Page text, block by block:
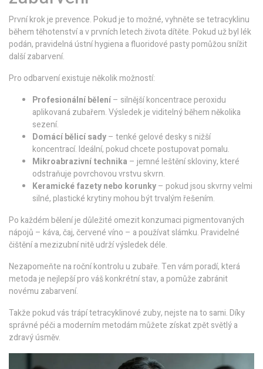
První krok je prevence. Pokud je to možné, vyhněte se tetracyklinu
během těhotenství a v prvních letech života dítěte. Pokud už byl lék
podán, pravidelná ústní hygiena a fluoridové pasty pomůžou snížit
další zabarvení.
Pro odbarvení existuje několik možností:
Profesionální bělení– silnější koncentrace peroxidu
aplikovaná zubařem. Výsledek je viditelný během několika
sezení.
Domácí bělicí sady– tenké gelové desky s nižší
koncentrací. Ideální, pokud chcete postupovat pomalu.
Mikroabrazivní technika – jemné leštění skloviny, které
odstraňuje povrchovou vrstvu skvrn.
Keramické fazety nebo korunky– pokud jsou skvrny velmi
silné, plastické krytiny mohou být trvalým řešením.
Po každém bělení je důležité omezit konzumaci pigmentovaných
nápojů – káva, čaj, červené víno – a používat slámku. Pravidelné
čištění a mezizubní nitě udrží výsledek déle.
Nezapomeňte na roční kontrolu u zubaře. Ten vám poradí, která
metoda je nejlepší pro váš konkrétní stav, a pomůže zabránit
novému zabarvení.
Takže pokud vás trápí tetracyklinové zuby, nejste na to sami. Díky
správné péči a moderním metodám můžete získat zpět světlý a
zdravý úsměv.